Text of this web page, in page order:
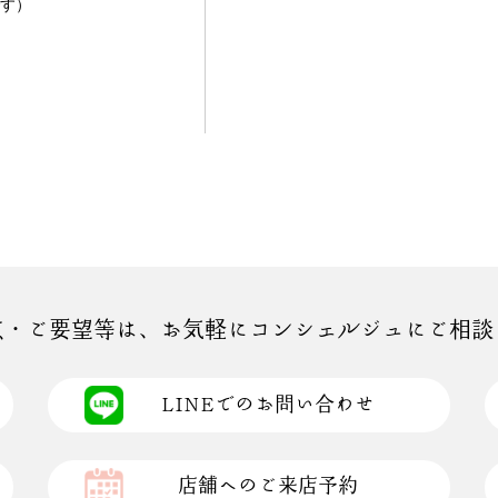
）
ご要望等は、お気軽にコンシェルジュにご相
LINEでのお問い合わせ
店舗へのご来店予約